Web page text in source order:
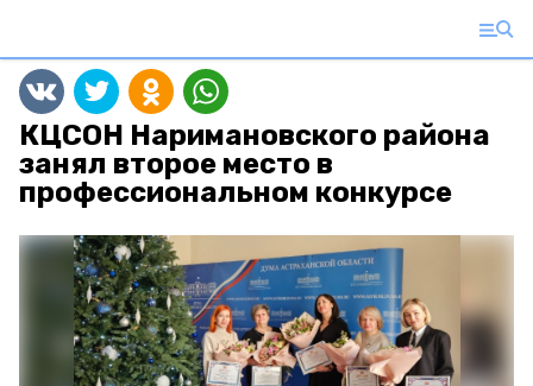
КЦСОН Наримановского района
занял второе место в
профессиональном конкурсе